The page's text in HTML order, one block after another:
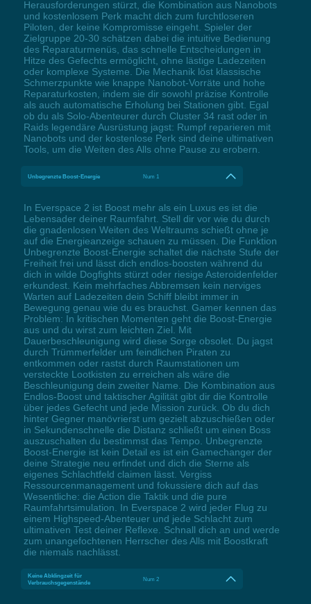
Herausforderungen stürzt, die Kombination aus Nanobots
und kostenlosem Perk macht dich zum furchtloseren
Piloten, der keine Kompromisse eingeht. Spieler der
Zielgruppe 20-30 schätzen dabei die intuitive Bedienung
des Reparaturmenüs, das schnelle Entscheidungen in
Hitze des Gefechts ermöglicht, ohne lästige Ladezeiten
oder komplexe Systeme. Die Mechanik löst klassische
Schmerzpunkte wie knappe Nanobot-Vorräte und hohe
Reparaturkosten, indem sie dir sowohl präzise Kontrolle
als auch automatische Erholung bei Stationen gibt. Egal
ob du als Solo-Abenteurer durch Cluster 34 rast oder in
Raids legendäre Ausrüstung jagst: Rumpf reparieren mit
Nanobots und der kostenlose Perk sind deine ultimativen
Tools, um die Weiten des Alls ohne Pause zu erobern.
Unbegrenzte Boost-Energie Num 1
In Everspace 2 ist Boost mehr als ein Luxus es ist die
Lebensader deiner Raumfahrt. Stell dir vor wie du durch
die gnadenlosen Weiten des Weltraums schießt ohne je
auf die Energieanzeige schauen zu müssen. Die Funktion
Unbegrenzte Boost-Energie schaltet die nächste Stufe der
Freiheit frei und lässt dich endlos-boosten während du
dich in wilde Dogfights stürzt oder riesige Asteroidenfelder
erkundest. Kein mehrfaches Abbremsen kein nerviges
Warten auf Ladezeiten dein Schiff bleibt immer in
Bewegung genau wie du es brauchst. Gamer kennen das
Problem: In kritischen Momenten geht die Boost-Energie
aus und du wirst zum leichten Ziel. Mit
Dauerbeschleunigung wird diese Sorge obsolet. Du jagst
durch Trümmerfelder um feindlichen Piraten zu
entkommen oder rastst durch Raumstationen um
versteckte Lootkisten zu erreichen als wäre die
Beschleunigung dein zweiter Name. Die Kombination aus
Endlos-Boost und taktischer Agilität gibt dir die Kontrolle
über jedes Gefecht und jede Mission zurück. Ob du dich
hinter Gegner manövrierst um gezielt abzuschießen oder
in Sekundenschnelle die Distanz schließt um einen Boss
auszuschalten du bestimmst das Tempo. Unbegrenzte
Boost-Energie ist kein Detail es ist ein Gamechanger der
deine Strategie neu erfindet und dich die Sterne als
eigenes Schlachtfeld claimen lässt. Vergiss
Ressourcenmanagement und fokussiere dich auf das
Wesentliche: die Action die Taktik und die pure
Raumfahrtsimulation. In Everspace 2 wird jeder Flug zu
einem Highspeed-Abenteuer und jede Schlacht zum
ultimativen Test deiner Reflexe. Schnall dich an und werde
zum unangefochtenen Herrscher des Alls mit Boostkraft
die niemals nachlässt.
Keine Abklingzeit für
Verbrauchsgegenstände
Num 2